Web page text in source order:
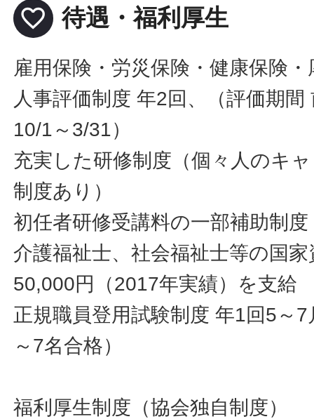
favorite_border 待遇・福利厚生
雇用保険・労災保険・健康保険
人事評価制度 年2回、（評価期
10/1～3/31）
充実した研修制度（個々人のキ
制度あり）
初任者研修受講料の一部補助制度
介護福祉士、社会福祉士等の国
50,000円（2017年実績）を支給
正規職員登用試験制度 年1回5～
～7名合格）
福利厚生制度（協会独自制度）